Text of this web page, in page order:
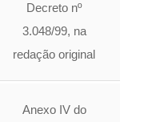
Decreto nº
3.048/99, na
redação original
Anexo IV do